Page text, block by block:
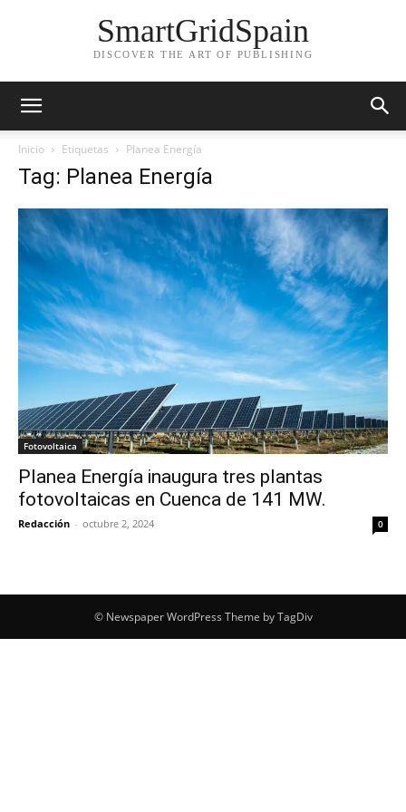
SmartGridSpain
DISCOVER THE ART OF PUBLISHING
Inicio Etiquetas Planea Energía
Tag: Planea Energía
Fotovoltaica
Planea Energía inaugura tres plantas
fotovoltaicas en Cuenca de 141 MW.
Redacción - octubre 2, 2024 0
© Newspaper WordPress Theme by TagDiv